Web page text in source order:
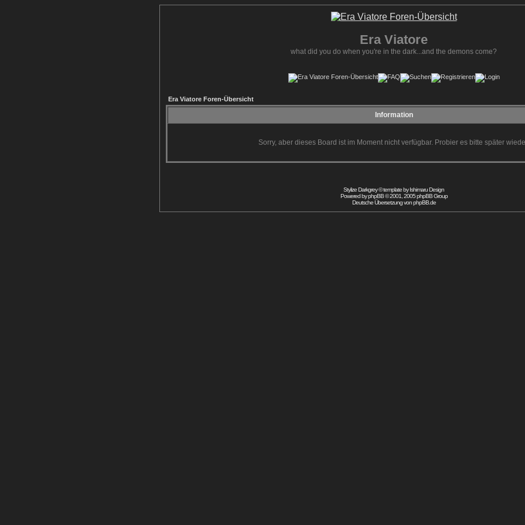
Era Viatore
what did you do when you're in the dark...and the demons come?
Era Viatore Foren-Übersicht
Information
Sorry, aber dieses Board ist im Moment nicht verfügbar. Probier es bitte später
Stylize Darkgrey © template byIshimaru Design
Powered byphpBB© 2001, 2005 phpBB Group
Deutsche Übersetzung vonphpBB.de